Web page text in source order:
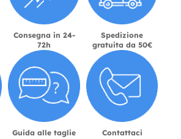
Consegna in 24-
72h
Spedizione
gratuita da 50€
Guida alle taglie Contattaci